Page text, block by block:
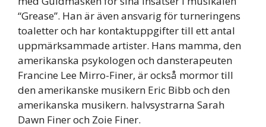
“Grease”. Han är även ansvarig för turneringens
toaletter och har kontaktuppgifter till ett antal
uppmärksammade artister. Hans mamma, den
amerikanska psykologen och dansterapeuten
Francine Lee Mirro-Finer, är också mormor till
den amerikanske musikern Eric Bibb och den
amerikanska musikern. halvsystrarna Sarah
Dawn Finer och Zoie Finer.